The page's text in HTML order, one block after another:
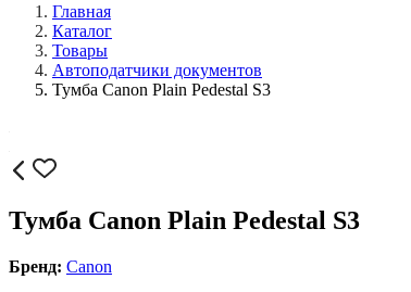
Главная
Каталог
Товары
Автоподатчики документов
Тумба Canon Plain Pedestal S3
Тумба Canon Plain Pedestal S3
Бренд: Canon